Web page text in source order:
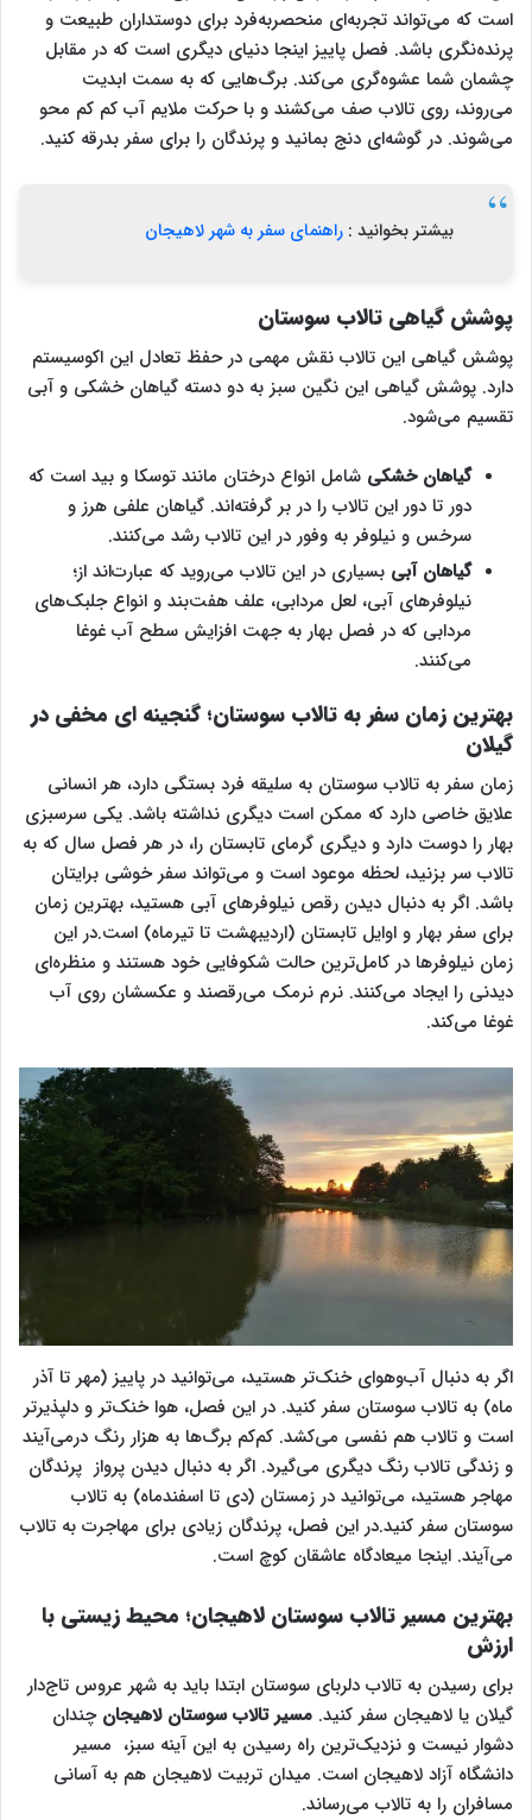
است که می‌تواند تجربه‌ای منحصربه‌فرد برای دوستداران طبیعت و
پرنده‌نگری باشد. فصل پاییز اینجا دنیای دیگری است که در مقابل
چشمان شما عشوه‌گری می‌کند. برگ‌هایی که به سمت ابدیت
می‌روند، روی تالاب صف می‌کشند و با حرکت ملایم آب کم کم محو
می‌شوند. در گوشه‌ای دنج بمانید و پرندگان را برای سفر بدرقه کنید.
بیشتر بخوانید : راهنمای سفر به شهر لاهیجان
پوشش گیاهی تالاب سوستان
پوشش گیاهی این تالاب نقش مهمی در حفظ تعادل این اکوسیستم
دارد. پوشش گیاهی این نگین سبز به دو دسته گیاهان خشکی و آبی
تقسیم می‌شود‌‌.
گیاهان خشکی شامل انواع درختان مانند توسکا و بید است که
دور تا دور این تالاب را در بر گرفته‌اند. گیاهان علفی هرز و
سرخس و نيلوفر به وفور در این تالاب رشد می‌کنند‌.
گیاهان آبی بسیاری در این تالاب می‌روید که عبارت‌اند از؛
نیلوفرهای آبی، لعل مردابی، علف هفت‌بند و انواع جلبک‌های
مردابی که در فصل بهار به جهت افزایش سطح آب غوغا
می‌کنند.
بهترین زمان سفر به تالاب سوستان؛ گنجینه ای مخفی در
گیلان
زمان سفر به تالاب سوستان به سلیقه فرد بستگی دارد، هر انسانی
علایق خاصی دارد که ممکن است دیگری نداشته باشد. یکی سرسبزی
بهار را دوست دارد و دیگری گرمای تابستان را، در هر فصل سال که به
تالاب سر بزنید، لحظه موعود است و می‌تواند سفر خوشی برایتان
باشد. اگر به دنبال دیدن رقص نیلوفرهای آبی هستید، بهترین زمان
برای سفر بهار و اوایل تابستان (اردیبهشت تا تیرماه) است.در این
زمان نیلوفرها در کامل‌ترین حالت شکوفایی خود هستند و منظره‌ای
دیدنی را ایجاد می‌کنند. نرم نرمک می‌رقصند و عکسشان روی آب
غوغا می‌‌کند‌.
اگر به دنبال آب‌وهوای خنک‌تر هستید، می‌توانید در پاییز (مهر تا آذر
ماه) به تالاب سوستان سفر کنید. در این فصل، هوا خنک‌تر و دلپذیرتر
است و تالاب هم نفسی می‌کشد. کم‌کم برگ‌‌ها به هزار رنگ درمی‌آیند
و زندگی تالاب رنگ دیگری می‌گیرد. اگر به دنبال دیدن پرواز پرندگان
مهاجر هستید، می‌توانید در زمستان (دی تا اسفندماه) به تالاب
سوستان سفر کنید.در این فصل، پرندگان زیادی برای مهاجرت به تالاب
می‌آیند. اینجا میعادگاه عاشقان کوچ است.
بهترین مسیر تالاب سوستان لاهیجان؛ محیط زیستی با
ارزش
برای رسیدن به تالاب دلربای سوستان ابتدا باید به شهر عروس تاج‌دار
گیلان یا لاهیجان سفر کنید. مسیر تالاب سوستان لاهیجان چندان
دشوار نیست و نزدیک‌ترین راه رسیدن به این آینه سبز، مسیر
دانشگاه آزاد لاهیجان است. میدان تربیت لاهیجان هم به آسانی
مسافران را به تالاب می‌رساند.